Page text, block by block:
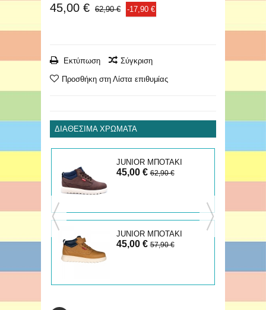
45,00 € 62,90 € -17,90 €
Εκτύπωση Σύγκριση
Προσθήκη στη Λίστα επιθυμίας
ΔΙΑΘΈΣΙΜΑ ΧΡΏΜΑΤΑ
JUNIOR ΜΠΟΤΑΚΙ
ARIZONA
45,00 €62,90 €
JUNIOR ΜΠΟΤΑΚΙ
ARIZONA
45,00 €57,90 €